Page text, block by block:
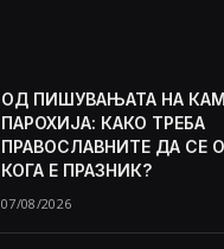
ОД ПИШУВАЊАТА НА
ПАРОХИЈА: КАКО ТРЕБА
ПРАВОСЛАВНИТЕ ДА СЕ
КОГА Е ПРАЗНИК?
07/08/2026